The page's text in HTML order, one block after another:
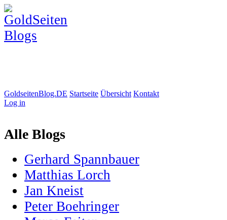
GoldseitenBlog.DE Startseite Übersicht Kontakt
Log in
Alle Blogs
Gerhard Spannbauer
Matthias Lorch
Jan Kneist
Peter Boehringer